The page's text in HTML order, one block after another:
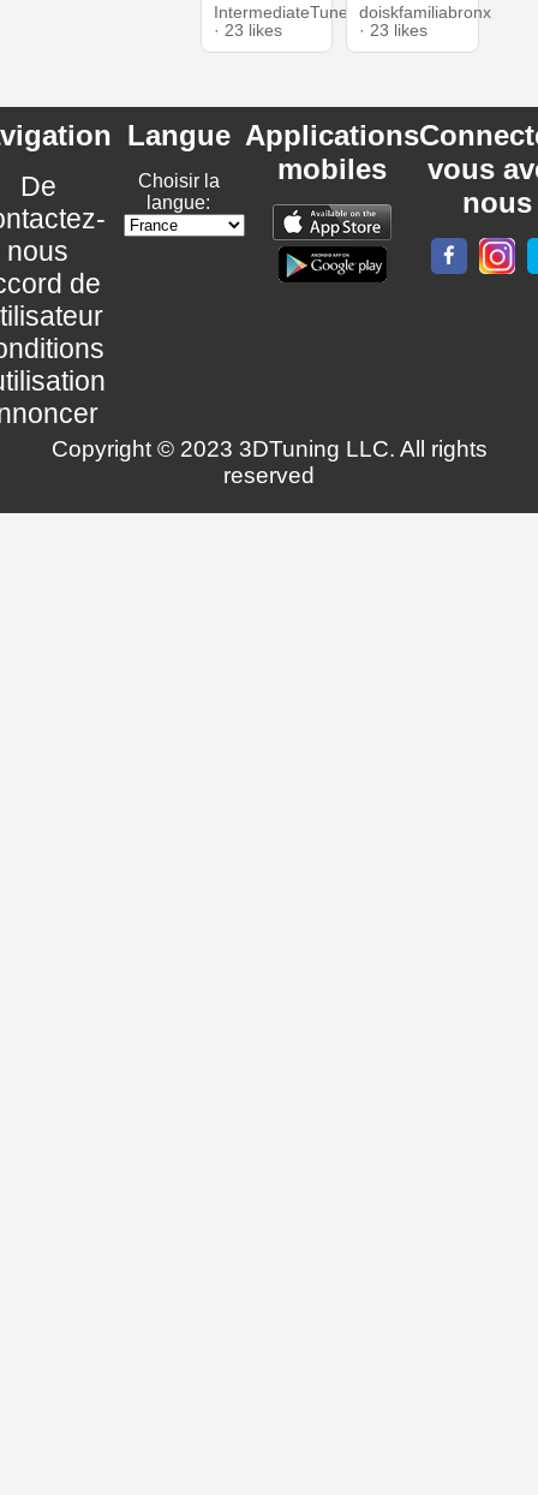
IntermediateTuner
· 23 likes
doiskfamiliabronx
· 23 likes
De
nous
de
Langue
Choisir la
langue:
Applications
mobiles
vous
nous
Copyright © 2023 3DTuning LLC. All rights
reserved